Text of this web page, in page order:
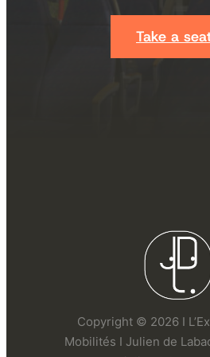
Take a
Copyright © 2026 I
Mobilités I Julien de